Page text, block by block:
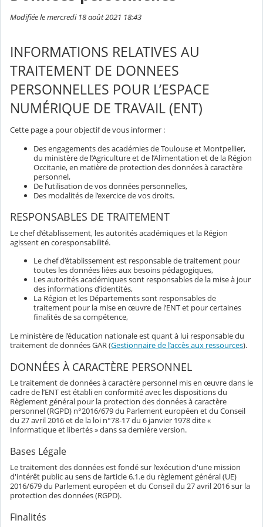
Modifiée le mercredi 18 août 2021 18:43
INFORMATIONS RELATIVES AU
TRAITEMENT DE DONNEES
PERSONNELLES POUR L’ESPACE
NUMÉRIQUE DE TRAVAIL (ENT)
Cette page a pour objectif de vous informer :
Des engagements des académies de Toulouse et Montpellier,
du ministère de l’Agriculture et de l’Alimentation et de la Région
Occitanie, en matière de protection des données à caractère
personnel,
De l’utilisation de vos données personnelles,
Des modalités de l’exercice de vos droits.
RESPONSABLES DE TRAITEMENT
Le chef d’établissement, les autorités académiques et la Région
agissent en coresponsabilité.
Le chef d’établissement est responsable de traitement pour
toutes les données liées aux besoins pédagogiques,
Les autorités académiques sont responsables de la mise à jour
des informations d’identités,
La Région et les Départements sont responsables de
traitement pour la mise en œuvre de l’ENT et pour certaines
finalités de sa compétence,
Le ministère de l’éducation nationale est quant à lui responsable du
traitement de données GAR (Gestionnaire de l’accès aux ressources).
DONNÉES À CARACTÈRE PERSONNEL
Le traitement de données à caractère personnel mis en œuvre dans le
cadre de l’ENT est établi en conformité avec les dispositions du
Règlement général pour la protection des données à caractère
personnel (RGPD) n°2016/679 du Parlement européen et du Conseil
du 27 avril 2016 et de la loi n°78-17 du 6 janvier 1978 dite «
Informatique et libertés » dans sa dernière version.
Bases Légale
Le traitement des données est fondé sur l’exécution d'une mission
d'intérêt public au sens de l’article 6.1.e du règlement général (UE)
2016/679 du Parlement européen et du Conseil du 27 avril 2016 sur la
protection des données (RGPD).
Finalités